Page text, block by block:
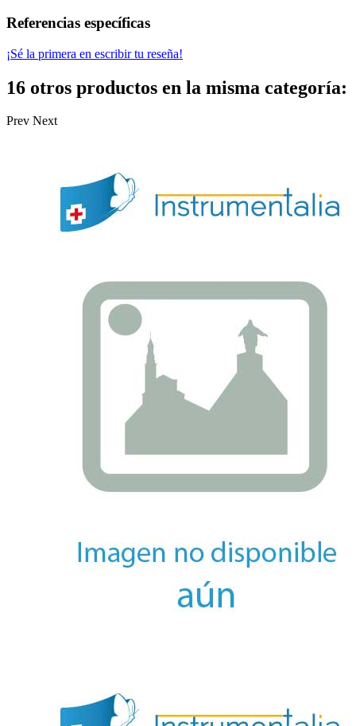
Referencias específicas
¡Sé la primera en escribir tu reseña!
16 otros productos en la misma categoría:
Prev Next